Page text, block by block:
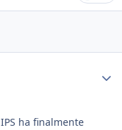
ha finalmente